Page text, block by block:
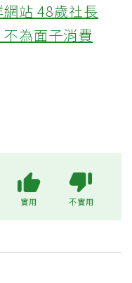
站 48歲社長
為面子消費
實用 不實用